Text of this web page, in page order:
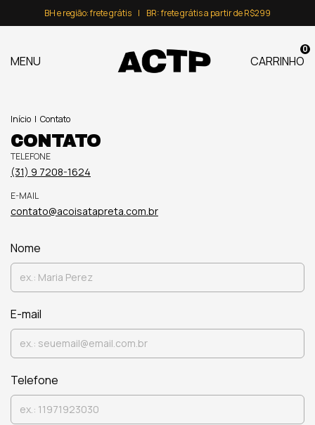
BH e região: frete grátis⠀|⠀BR: frete grátis a partir de R$299
MENU CARRINHO
0
Início | Contato
CONTATO
TELEFONE
(31) 9 7208-1624
E-MAIL
contato@acoisatapreta.com.br
Nome
E-mail
Telefone